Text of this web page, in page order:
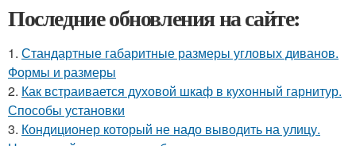
Последние обновления на сайте:
1. Стандартные габаритные размеры угловых диванов.
Формы и размеры
2. Как встраивается духовой шкаф в кухонный гарнитур.
Способы установки
3. Кондиционер который не надо выводить на улицу.